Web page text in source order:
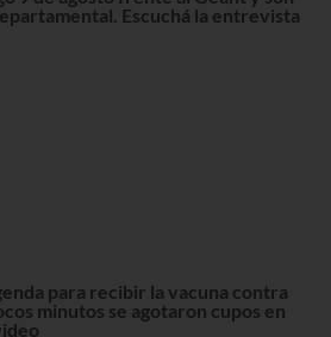
Escuchá la entrevista
para recibir la vacuna contra
minutos se agotaron cupos en